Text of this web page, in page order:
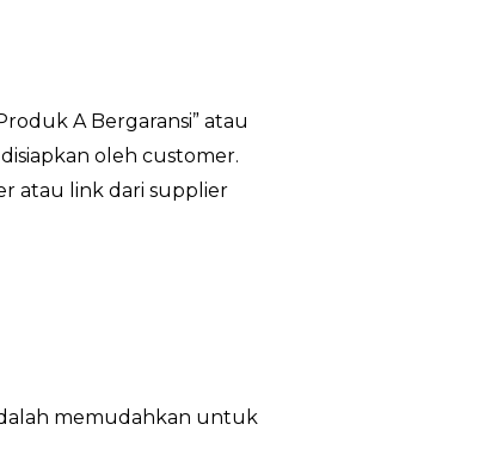
A Bergaransi” atau
oleh customer.
atau link dari supplier
memudahkan untuk